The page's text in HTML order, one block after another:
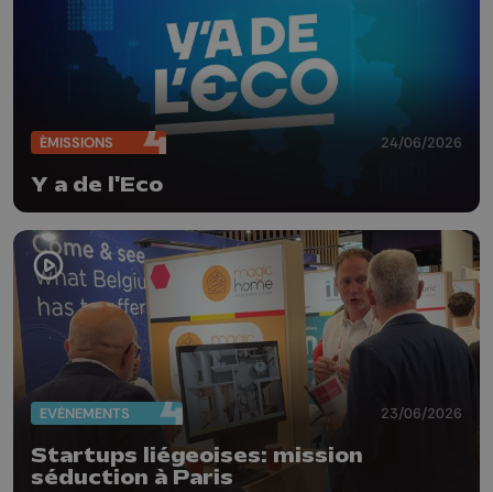
ÉMISSIONS 24/06/2026
Y a de l'Eco
EVÈNEMENTS 23/06/2026
Startups liégeoises: mission
séduction à Paris